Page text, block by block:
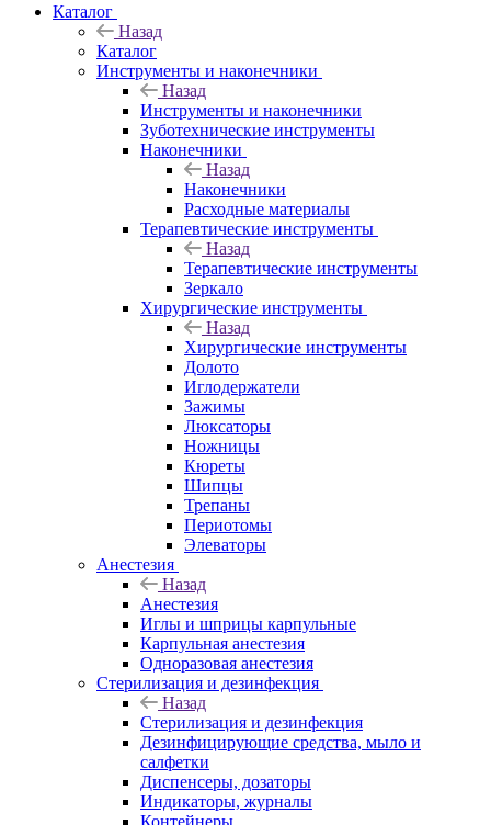
Каталог
Назад
Каталог
Инструменты и наконечники
Назад
Инструменты и наконечники
Зуботехнические инструменты
Наконечники
Назад
Наконечники
Расходные материалы
Терапевтические инструменты
Назад
Терапевтические инструменты
Зеркало
Хирургические инструменты
Назад
Хирургические инструменты
Долото
Иглодержатели
Зажимы
Люксаторы
Ножницы
Кюреты
Шипцы
Трепаны
Периотомы
Элеваторы
Анестезия
Назад
Анестезия
Иглы и шприцы карпульные
Карпульная анестезия
Одноразовая анестезия
Стерилизация и дезинфекция
Назад
Стерилизация и дезинфекция
Дезинфицирующие средства, мыло и
салфетки
Диспенсеры, дозаторы
Индикаторы, журналы
Контейнеры